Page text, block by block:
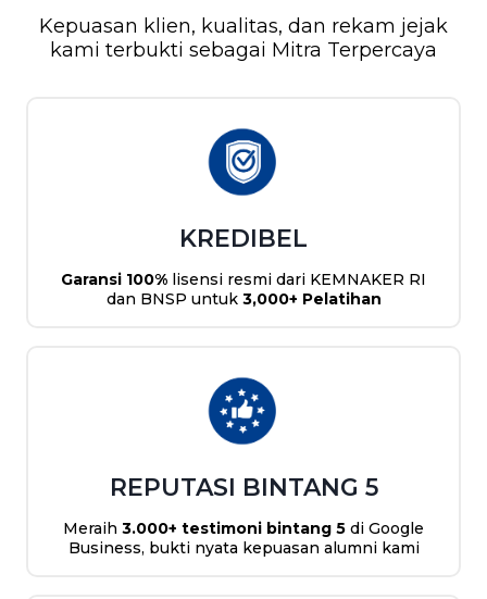
Kepuasan klien, kualitas, dan rekam jejak
kami terbukti sebagai Mitra Terpercaya
KREDIBEL
Garansi 100% lisensi resmi dari KEMNAKER RI
dan BNSP untuk 3,000+ Pelatihan
REPUTASI BINTANG 5
Meraih 3.000+ testimoni bintang 5 di Google
Business, bukti nyata kepuasan alumni kami